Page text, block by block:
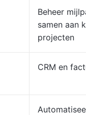
Beheer
samen aan
projecten
CRM en